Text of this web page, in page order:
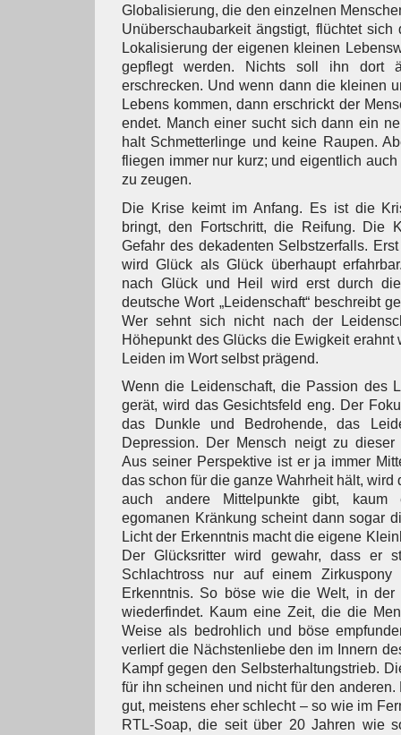
Globalisierung, die den einzelnen
Unüberschaubarkeit ängstigt, flüchtet
Lokalisierung der eigenen kleinen
gepflegt werden. Nichts soll ihn dort
erschrecken. Und wenn dann die kleinen
Lebens kommen, dann erschrickt der
endet. Manch einer sucht sich dann ein
halt Schmetterlinge und keine Raupen.
fliegen immer nur kurz; und eigentlich
zu zeugen.
Die Krise keimt im Anfang. Es ist die
bringt, den Fortschritt, die Reifung. Die
Gefahr des dekadenten Selbstzerfalls.
wird Glück als Glück überhaupt
nach Glück und Heil wird erst durch
deutsche Wort „Leidenschaft“ beschreibt
Wer sehnt sich nicht nach der
Höhepunkt des Glücks die Ewigkeit erahnt
Leiden im Wort selbst prägend.
Wenn die Leidenschaft, die Passion des
gerät, wird das Gesichtsfeld eng. Der
das Dunkle und Bedrohende, das
Depression. Der Mensch neigt zu dieser
Aus seiner Perspektive ist er ja immer
das schon für die ganze Wahrheit hält, wird
auch andere Mittelpunkte gibt, kaum
egomanen Kränkung scheint dann sogar
Licht der Erkenntnis macht die eigene
Der Glücksritter wird gewahr, dass er
Schlachtross nur auf einem
Erkenntnis. So böse wie die Welt, in
wiederfindet. Kaum eine Zeit, die die
Weise als bedrohlich und böse
verliert die Nächstenliebe den im Innern
Kampf gegen den Selbsterhaltungstrieb.
für ihn scheinen und nicht für den
gut, meistens eher schlecht – so wie im
RTL-Soap, die seit über 20 Jahren wie